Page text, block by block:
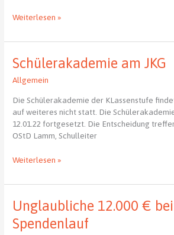
Zur
am
Weiterlesen »
Schülerakademie am JKG
Allgemein
Die Schülerakademie der KLassenstufe
auf weiteres nicht statt. Die
12.01.22 fortgesetzt. Die Entscheidung
OStD Lamm, Schulleiter
Schülerakademie
JKG
Weiterlesen »
Unglaubliche 12.000 €
Spendenlauf